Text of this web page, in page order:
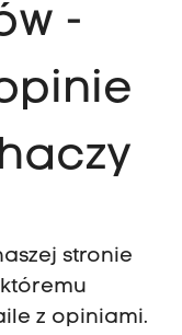
-
stronie
z opiniami.